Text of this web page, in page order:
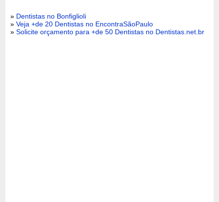
» Dentistas no Bonfiglioli
»Veja +de 20 Dentistas no EncontraSãoPaulo
»Solicite orçamento para +de 50 Dentistas no Dentistas.net.br